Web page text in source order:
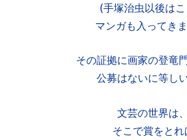
(手塚治虫以後はこ
マンガも入ってき
その証拠に画家の登竜
公募はないに等し
文芸の世界は、
そこで賞をとれ